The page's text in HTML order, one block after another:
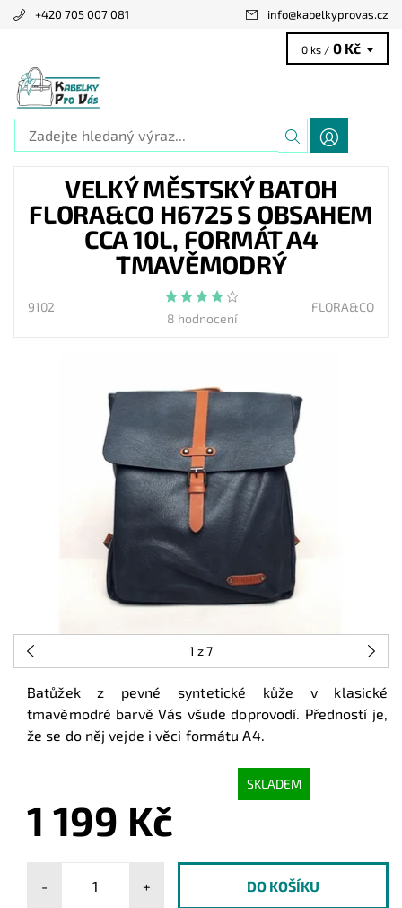
+420 705 007 081 info@kabelkyprovas.cz
0 ks / 0 Kč
VELKÝ MĚSTSKÝ BATOH
FLORA&CO H6725 S OBSAHEM
CCA 10L, FORMÁT A4
TMAVĚMODRÝ
9102
8 hodnocení
FLORA&CO
1 z 7
Batůžek z pevné syntetické kůže v klasické
tmavěmodré barvě Vás všude doprovodí. Předností je,
že se do něj vejde i věci formátu A4.
SKLADEM
1 199 Kč
- +